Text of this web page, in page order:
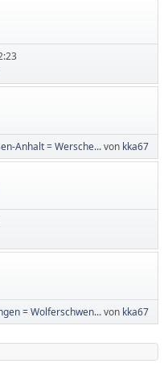
Anhalt = Wersche...von kka67
= Wolferschwen...von kka67